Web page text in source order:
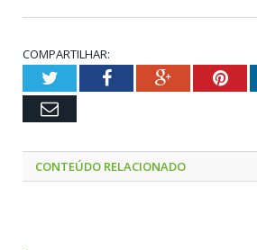
COMPARTILHAR:
TwitterFacebookGoogle+
Email
CONTEÚDO RELACIONADO